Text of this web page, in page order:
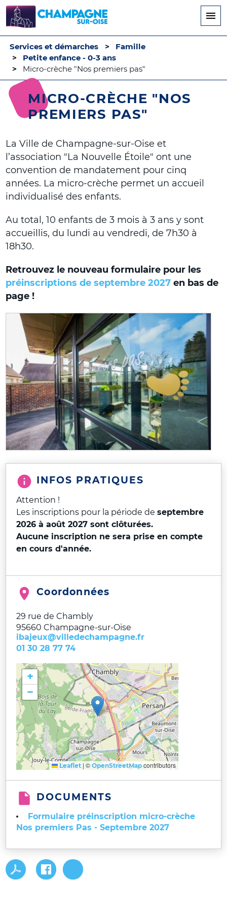
principal
Services et démarches
Famille
Petite enfance - 0-3 ans
Micro-crèche "Nos premiers pas"
MICRO-CRÈCHE "NOS
PREMIERS PAS"
La Ville de Champagne-sur-Oise et
l’association "La Nouvelle Étoile" ont une
convention de mandatement pour cinq
années. La micro-crèche permet un accueil
individualisé des enfants.
Au total, 10 enfants de 3 mois à 3 ans y sont
accueillis, du lundi au vendredi, de 7h30 à
18h30.
Retrouvez le nouveau formulaire pour les
préinscriptions de septembre 2027 en bas de
page !
INFOS PRATIQUES
Attention !
Les inscriptions pour la période deseptembre
2026 à août 2027 sont clôturées.
Aucune inscription ne sera prise en compte
en cours d'année.
Coordonnées
29 rue de Chambly
95660 Champagne-sur-Oise
ibajeux@villedechampagne.fr
01 30 28 77 74
+
−
Leaflet | ©OpenStreetMap contributors
DOCUMENTS
Formulaire préinscription micro-crèche
Nos premiers Pas - Septembre 2027